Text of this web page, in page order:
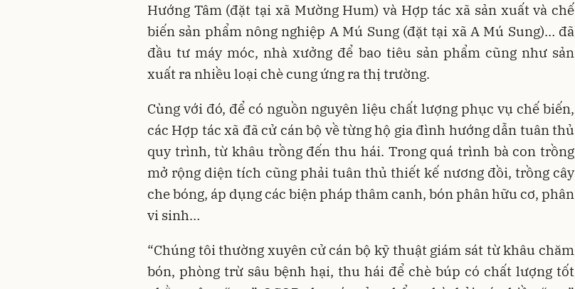
Hướng Tâm (đặt tại xã Mường Hum) và Hợp tác xã sản xuất và chế
biến sản phẩm nông nghiệp A Mú Sung (đặt tại xã A Mú Sung)… đã
đầu tư máy móc, nhà xưởng để bao tiêu sản phẩm cũng như sản
xuất ra nhiều loại chè cung ứng ra thị trường.
Cùng với đó, để có nguồn nguyên liệu chất lượng phục vụ chế biến,
các Hợp tác xã đã cử cán bộ về từng hộ gia đình hướng dẫn tuân thủ
quy trình, từ khâu trồng đến thu hái. Trong quá trình bà con trồng
mở rộng diện tích cũng phải tuân thủ thiết kế nương đồi, trồng cây
che bóng, áp dụng các biện pháp thâm canh, bón phân hữu cơ, phân
vi sinh…
“Chúng tôi thường xuyên cử cán bộ kỹ thuật giám sát từ khâu chăm
bón, phòng trừ sâu bệnh hại, thu hái để chè búp có chất lượng tốt